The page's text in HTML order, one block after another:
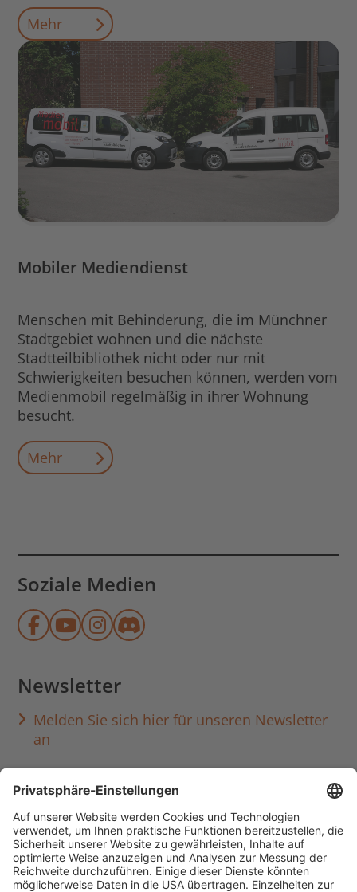
Mehr
Mobiler Mediendienst
Menschen mit Behinderung, die im Münchner
Stadtgebiet wohnen und die nächste
Stadtteilbibliothek nicht oder nur mit
Schwierigkeiten besuchen können, werden vom
Medienmobil regelmäßig in ihrer Wohnung
besucht.
Mehr
Soziale Medien
Münchner Stadtbibliothek auf
Münchner Stadtbibliothek auf
Münchner Stadtbibliothek
Münchner
Newsletter
Melden Sie sich hier für unseren Newsletter
an
Häufig aufgerufen
Standorte & Öffnungszeiten
anmelden & ausleihen